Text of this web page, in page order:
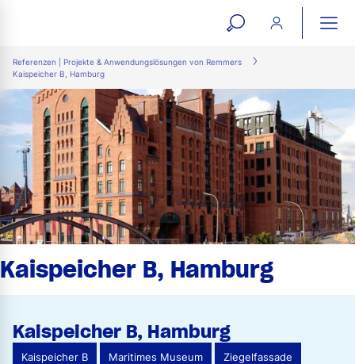
open
search
form
Referenzen | Projekte & Anwendungslösungen von Remmers
Kaispeicher B, Hamburg
Kaispeicher B, Hamburg
Kaispeicher B, Hamburg
Kaispeicher B Maritimes Museum Ziegelfassade